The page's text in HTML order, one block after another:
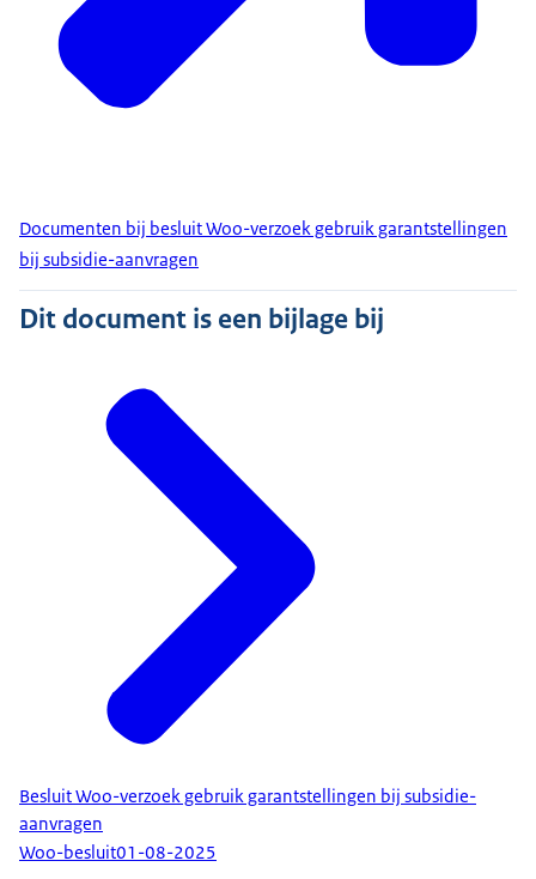
Documenten bij besluit Woo-verzoek gebruik garantstellingen
bij subsidie-aanvragen
Dit document is een bijlage bij
Besluit Woo-verzoek gebruik garantstellingen bij subsidie-
aanvragen
Woo-besluit01-08-2025